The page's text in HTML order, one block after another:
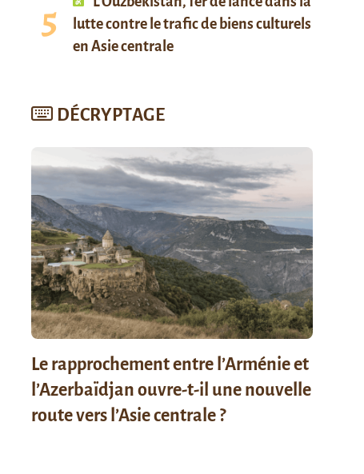
lutte contre le trafic de biens culturels
en Asie centrale
DÉCRYPTAGE
Le rapprochement entre l’Arménie et
l’Azerbaïdjan ouvre-t-il une nouvelle
route vers l’Asie centrale ?